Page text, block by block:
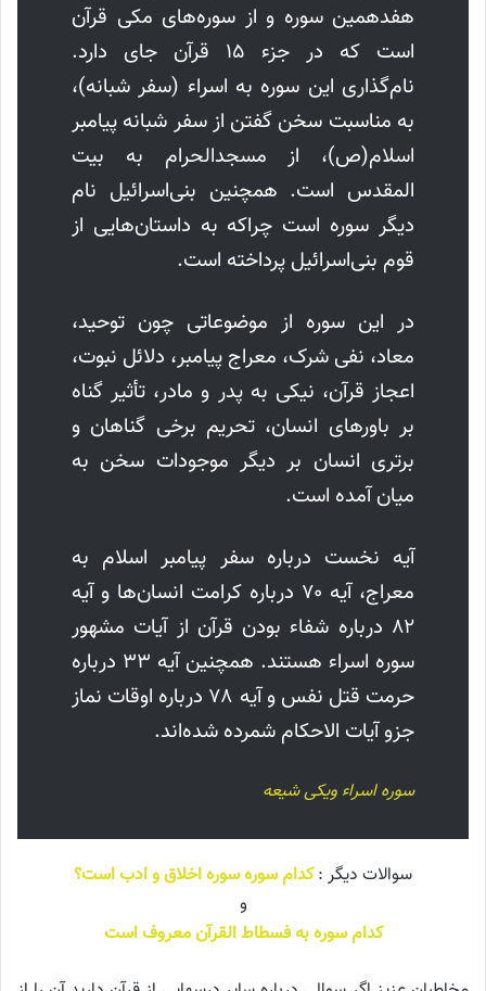
هفدهمین سوره و از سوره‌های مکی قرآن
است که در جزء ۱۵ قرآن جای دارد.
نام‌گذاری این سوره به اسراء (سفر شبانه)،
به مناسبت سخن گفتن از سفر شبانه پیامبر
اسلام(ص)، از مسجدالحرام به بیت
المقدس است. همچنین بنی‌اسرائیل نام
دیگر سوره است چراکه به داستان‌هایی از
قوم بنی‌اسرائیل پرداخته است.
در این سوره از موضوعاتی چون توحید،
معاد، نفی شرک، معراج پیامبر، دلائل نبوت،
اعجاز قرآن، نیکی به پدر و مادر، تأثیر گناه
بر باورهای انسان، تحریم برخی گناهان و
برتری انسان بر دیگر موجودات سخن به
میان آمده است.
آیه نخست درباره سفر پیامبر اسلام به
معراج، آیه ۷۰ درباره کرامت انسان‌ها و آیه
۸۲ درباره شفاء بودن قرآن از آیات مشهور
سوره اسراء هستند. همچنین آیه ۳۳ درباره
حرمت قتل نفس و آیه ۷۸ درباره اوقات نماز
جزو آیات الاحکام شمرده شده‌اند.
سوره اسراء ویکی شیعه
سوالات دیگر :کدام سوره سوره اخلاق و ادب است؟
و
کدام سوره به فسطاط القرآن معروف است